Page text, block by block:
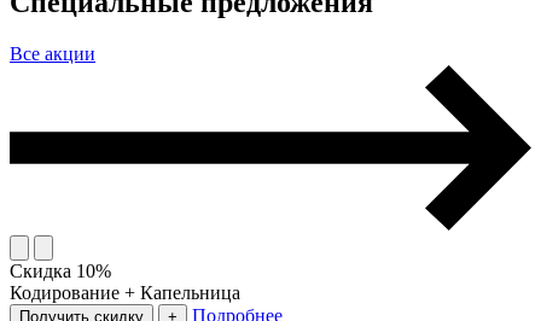
Все акции
Скидка 10%
Кодирование + Капельница
Получить скидку + Подробнее